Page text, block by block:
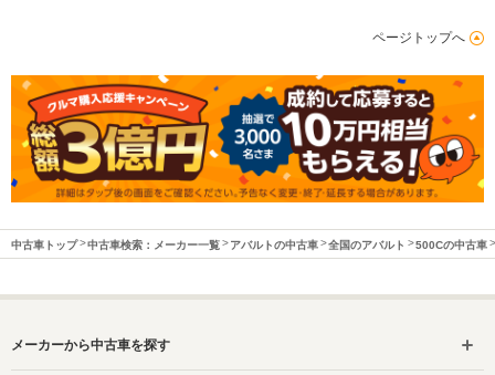
ページトップへ
中古車トップ 中古車検索：メーカー一覧 アバルトの中古車 全国のアバルト 500Cの中古車
メーカーから中古車を探す